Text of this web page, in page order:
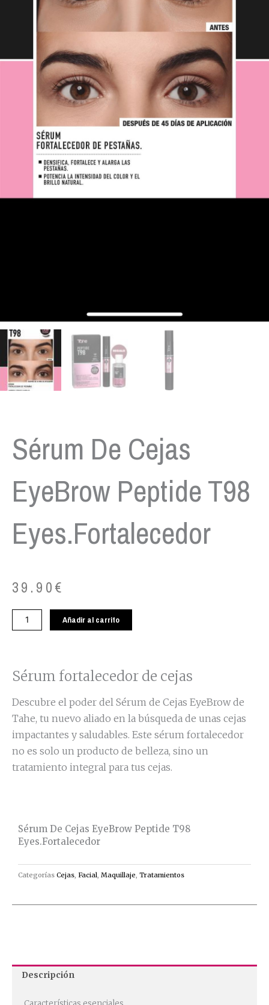
Sérum De Cejas
EyeBrow Peptide T98
Eyes.Fortalecedor
39.90€
Sérum
de
Peptide
T98
cantidad
Añadir al carrito
Sérum fortalecedor de cejas
Descubre el poder del Sérum de Cejas EyeBrow de
Tahe, tu nuevo aliado en la búsqueda de unas cejas
impactantes y saludables. Este sérum fortalecedor
no es solo un producto de belleza, sino un
tratamiento integral para tus cejas.
Sérum De Cejas EyeBrow Peptide T98
Eyes.Fortalecedor
Categorías Cejas Facial Maquillaje Tratamientos
Descripción